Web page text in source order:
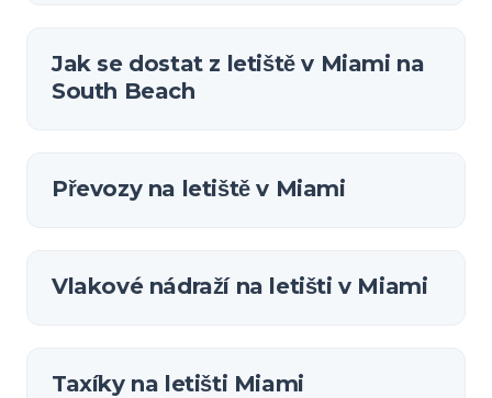
Jak se dostat z letiště v Miami na
South Beach
Převozy na letiště v Miami
Vlakové nádraží na letišti v Miami
Taxíky na letišti Miami